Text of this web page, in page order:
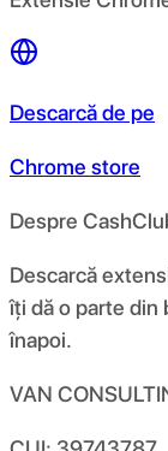
Descarcă de pe
Chrome store
Despre
Descarcă
îți dă o parte din
înapoi.
VAN